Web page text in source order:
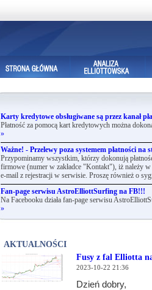
Karty kredytowe obsługiwane są przez kanał
Płatność za pomocą kart kredytowych można
»
Ważne! - Przelewy poza systemem płatności na
Przypominamy wszystkim, którzy dokonują
firmowe (numer w zakładce "Kontakt"), iż należy
e-mail z rejestracji w serwisie. Proszę również o
Fan-page serwisu AstroElliottSurfing na FB!!!
Na Facebooku działa fan-page serwisu
»
AKTUALNOŚCI
Fusy z fal Elliotta
2023-10-22 21:36
Dzień dobry,